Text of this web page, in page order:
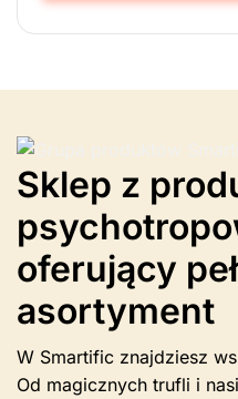
Ten
produkt
wybrać
na
stronie
produktu
Sklep z
oferujący
asortyment
W Smartific znajdziesz
Od magicznych trufli i